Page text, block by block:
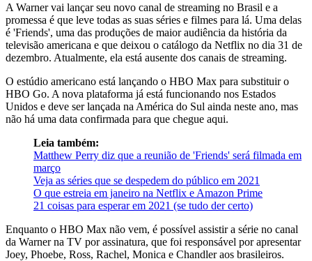
A Warner vai lançar seu novo canal de streaming no Brasil e a
promessa é que leve todas as suas séries e filmes para lá. Uma delas
é 'Friends', uma das produções de maior audiência da história da
televisão americana e que deixou o catálogo da Netflix no dia 31 de
dezembro. Atualmente, ela está ausente dos canais de streaming.
O estúdio americano está lançando o HBO Max para substituir o
HBO Go. A nova plataforma já está funcionando nos Estados
Unidos e deve ser lançada na América do Sul ainda neste ano, mas
não há uma data confirmada para que chegue aqui.
Leia também:
Matthew Perry diz que a reunião de 'Friends' será filmada em
março
Veja as séries que se despedem do público em 2021
O que estreia em janeiro na Netflix e Amazon Prime
21 coisas para esperar em 2021 (se tudo der certo)
Enquanto o HBO Max não vem, é possível assistir a série no canal
da Warner na TV por assinatura, que foi responsável por apresentar
Joey, Phoebe, Ross, Rachel, Monica e Chandler aos brasileiros.